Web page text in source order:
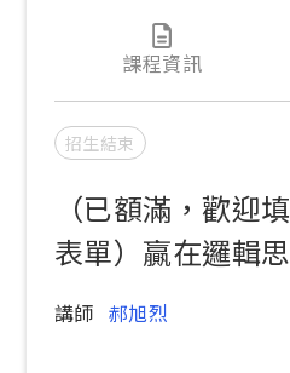
招生結束
（已額滿，歡迎
表單）贏在邏輯
講師 郝旭烈
課程資訊